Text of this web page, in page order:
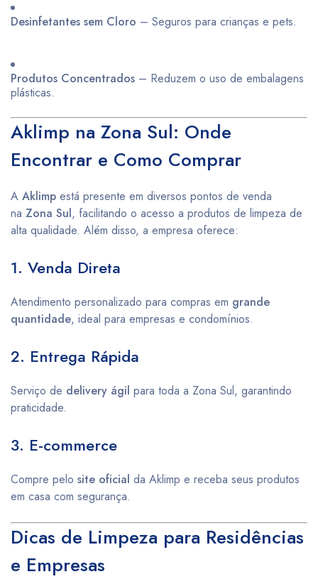
Desinfetantes sem Cloro – Seguros para crianças e pets.
Produtos Concentrados – Reduzem o uso de embalagens
plásticas.
Aklimp na Zona Sul: Onde
Encontrar e Como Comprar
A Aklimp está presente em diversos pontos de venda
na Zona Sul, facilitando o acesso a produtos de limpeza de
alta qualidade. Além disso, a empresa oferece:
1. Venda Direta
Atendimento personalizado para compras em grande
quantidade, ideal para empresas e condomínios.
2. Entrega Rápida
Serviço de delivery ágil para toda a Zona Sul, garantindo
praticidade.
3. E-commerce
Compre pelo site oficial da Aklimp e receba seus produtos
em casa com segurança.
Dicas de Limpeza para Residências
e Empresas